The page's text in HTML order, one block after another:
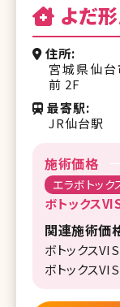
よだ
住所
宮城県仙
前 2F
最寄駅
JR仙台駅
施術価格
エラボトック
ボトックス
関連施術価
ボトックス
ボトックス